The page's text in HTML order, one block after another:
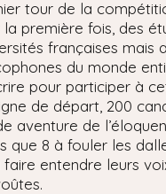
tour de la
première fois, des
françaises mais
du monde
pour participer à
de départ, 200
aventure de
que 8 à fouler les
entendre leurs